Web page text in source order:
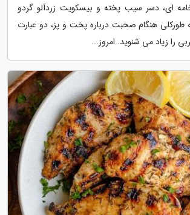
ای، دسر سیب پخته و بیسکویت زردآلو گردو
هنگام صحبت درباره­ پخت­ و ­پز، دو عبارت
را زیاد می ­شنوید. امروز...